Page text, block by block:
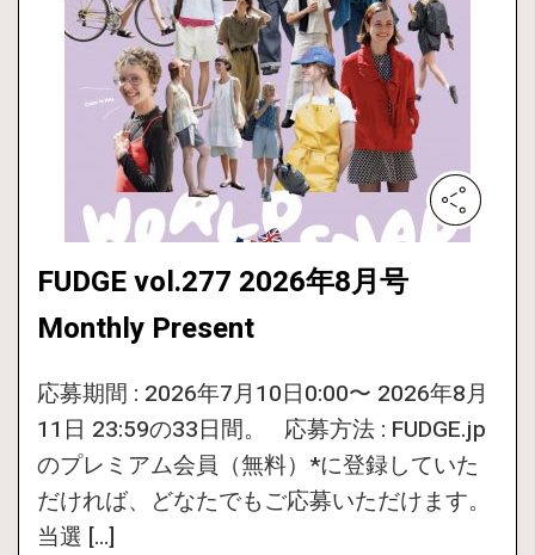
FUDGE vol.277 2026年8月号
Monthly Present
応募期間 : 2026年7月10日0:00〜 2026年8月
11日 23:59の33日間。 応募方法 : FUDGE.jp
のプレミアム会員（無料）*に登録していた
だければ、どなたでもご応募いただけます。
当選 […]